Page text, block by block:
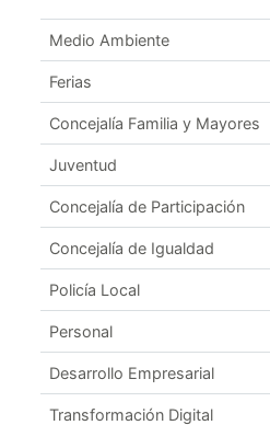
Medio Ambiente
Ferias
Concejalía Familia y Mayores
Juventud
Concejalía de Participación
Concejalía de Igualdad
Policía Local
Personal
Desarrollo Empresarial
Transformación Digital